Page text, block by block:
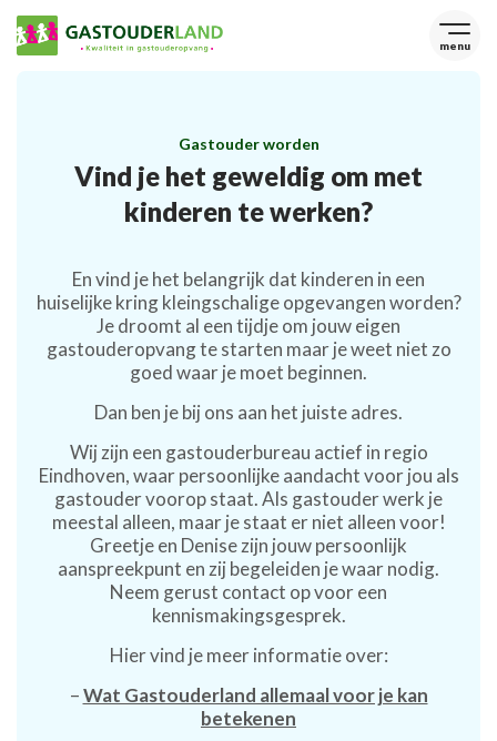
menu
Gastouder worden
Vind je het geweldig om met
kinderen te werken?
En vind je het belangrijk dat kinderen in een
huiselijke kring kleingschalige opgevangen worden?
Je droomt al een tijdje om jouw eigen
gastouderopvang te starten maar je weet niet zo
goed waar je moet beginnen.
Dan ben je bij ons aan het juiste adres.
Wij zijn een gastouderbureau actief in regio
Eindhoven, waar persoonlijke aandacht voor jou als
gastouder voorop staat. Als gastouder werk je
meestal alleen, maar je staat er niet alleen voor!
Greetje en Denise zijn jouw persoonlijk
aanspreekpunt en zij begeleiden je waar nodig.
Neem gerust contact op voor een
kennismakingsgesprek.
Hier vind je meer informatie over:
–Wat Gastouderland allemaal voor je kan
betekenen